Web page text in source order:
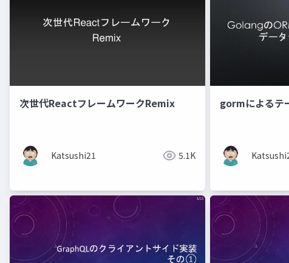
次世代ReactフレームワークRemix
Katsushi21 5.1K
gormによるテ